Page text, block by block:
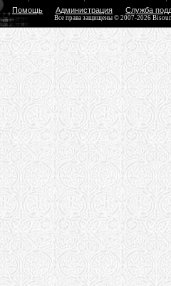
Помощь Администрация Служба
Все права защищены © 2007-2026